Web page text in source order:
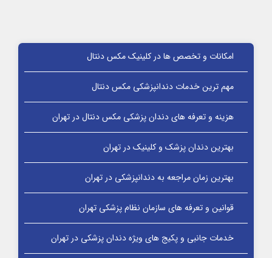
امکانات و تخصص ها در کلینیک مکس‌ دنتال
مهم ترین خدمات دندانپزشکی مکس دنتال
هزینه و تعرفه های دندان پزشکی مکس‌ دنتال در تهران
بهترین دندان پزشک و کلینیک در تهران
بهترین زمان مراجعه به دندانپزشکی در تهران
قوانین و تعرفه های سازمان نظام پزشکی تهران
خدمات جانبی و پکیج‌ های ویژه دندان پزشکی در تهران